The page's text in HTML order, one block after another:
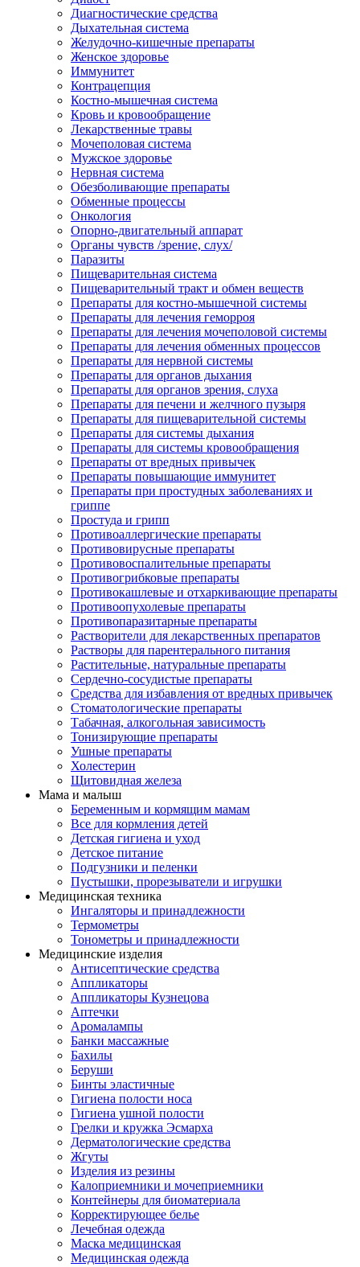
Диагностические средства
Дыхательная система
Желудочно-кишечные препараты
Женское здоровье
Иммунитет
Контрацепция
Костно-мышечная система
Кровь и кровообращение
Лекарственные травы
Мочеполовая система
Мужское здоровье
Нервная система
Обезболивающие препараты
Обменные процессы
Онкология
Опорно-двигательный аппарат
Органы чувств /зрение, слух/
Паразиты
Пищеварительная система
Пищеварительный тракт и обмен веществ
Препараты для костно-мышечной системы
Препараты для лечения геморроя
Препараты для лечения мочеполовой системы
Препараты для лечения обменных процессов
Препараты для нервной системы
Препараты для органов дыхания
Препараты для органов зрения, слуха
Препараты для печени и желчного пузыря
Препараты для пищеварительной системы
Препараты для системы дыхания
Препараты для системы кровообращения
Препараты от вредных привычек
Препараты повышающие иммунитет
Препараты при простудных заболеваниях и
гриппе
Простуда и грипп
Противоаллергические препараты
Противовирусные препараты
Противовоспалительные препараты
Противогрибковые препараты
Противокашлевые и отхаркивающие препараты
Противоопухолевые препараты
Противопаразитарные препараты
Растворители для лекарственных препаратов
Растворы для парентерального питания
Растительные, натуральные препараты
Сердечно-сосудистые препараты
Средства для избавления от вредных привычек
Стоматологические препараты
Табачная, алкогольная зависимость
Тонизирующие препараты
Ушные препараты
Холестерин
Щитовидная железа
Мама и малыш
Беременным и кормящим мамам
Все для кормления детей
Детская гигиена и уход
Детское питание
Подгузники и пеленки
Пустышки, прорезыватели и игрушки
Медицинская техника
Ингаляторы и принадлежности
Термометры
Тонометры и принадлежности
Медицинские изделия
Антисептические средства
Аппликаторы
Аппликаторы Кузнецова
Аптечки
Аромалампы
Банки массажные
Бахилы
Беруши
Бинты эластичные
Гигиена полости носа
Гигиена ушной полости
Грелки и кружка Эсмарха
Дерматологические средства
Жгуты
Изделия из резины
Калоприемники и мочеприемники
Контейнеры для биоматериала
Корректирующее белье
Лечебная одежда
Маска медицинская
Медицинская одежда